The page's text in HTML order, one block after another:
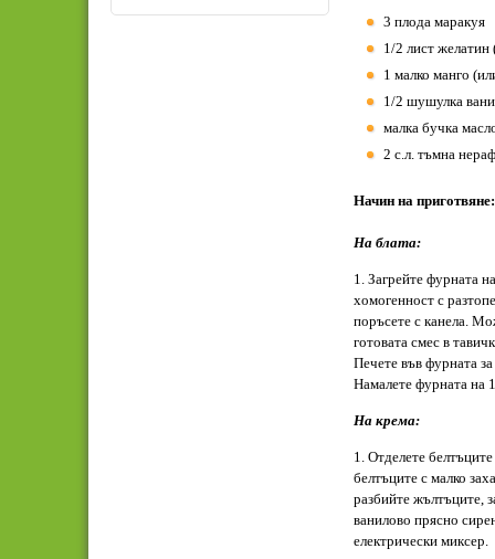
3 плода маракуя
1/2 лист желатин
1 малко манго
1/2 шушулка
малка бучка
2 с.л. тъмна
Начин на приготвяне:
На блата:
1. Загрейте фурната
хомогенност с
поръсете с канела.
готовата смес в
Печете във фурната
Намалете фурната на
На крема:
1. Отделете
белтъците с малко
разбийте жълтъците,
ванилово прясно
електрически миксер.